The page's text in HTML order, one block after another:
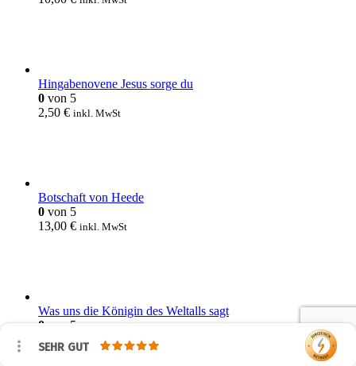
Hingabenovene Jesus sorge du
0 von 5
2,50 € inkl. MwSt
Botschaft von Heede
0 von 5
13,00 € inkl. MwSt
Was uns die Königin des Weltalls sagt
0von 5
1,50
inkl. MwSt
SEHR GUT